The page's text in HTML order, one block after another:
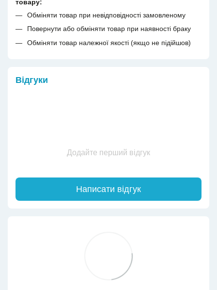
товару:
Обміняти товар при невідповідності замовленому
Повернути або обміняти товар при наявності браку
Обміняти товар належної якості (якщо не підійшов)
Відгуки
Додайте перший відгук
Написати відгук